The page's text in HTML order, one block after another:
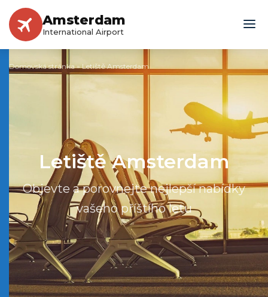
Amsterdam
International Airport
Domovská stránka»Letiště Amsterdam
Letiště Amsterdam
Objevte a porovnejte nejlepší nabídky
vašeho příštího letu